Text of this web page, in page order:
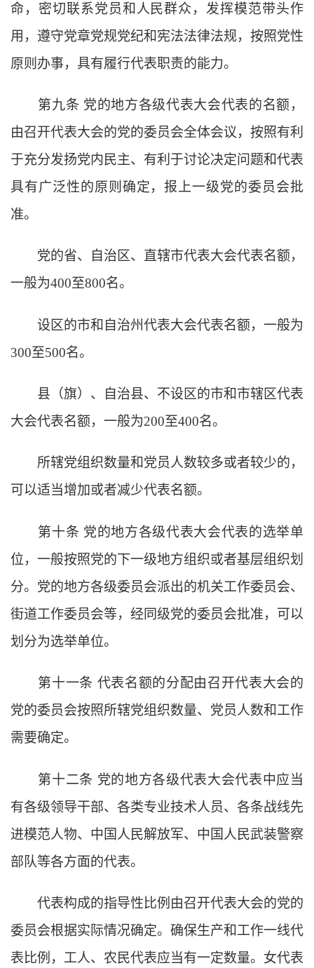
命，密切联系党员和人民群众，发挥模范带头作
用，遵守党章党规党纪和宪法法律法规，按照党性
原则办事，具有履行代表职责的能力。
第九条 党的地方各级代表大会代表的名额，
由召开代表大会的党的委员会全体会议，按照有利
于充分发扬党内民主、有利于讨论决定问题和代表
具有广泛性的原则确定，报上一级党的委员会批
准。
党的省、自治区、直辖市代表大会代表名额，
一般为400至800名。
设区的市和自治州代表大会代表名额，一般为
300至500名。
县（旗）、自治县、不设区的市和市辖区代表
大会代表名额，一般为200至400名。
所辖党组织数量和党员人数较多或者较少的，
可以适当增加或者减少代表名额。
第十条 党的地方各级代表大会代表的选举单
位，一般按照党的下一级地方组织或者基层组织划
分。党的地方各级委员会派出的机关工作委员会、
街道工作委员会等，经同级党的委员会批准，可以
划分为选举单位。
第十一条 代表名额的分配由召开代表大会的
党的委员会按照所辖党组织数量、党员人数和工作
需要确定。
第十二条 党的地方各级代表大会代表中应当
有各级领导干部、各类专业技术人员、各条战线先
进模范人物、中国人民解放军、中国人民武装警察
部队等各方面的代表。
代表构成的指导性比例由召开代表大会的党的
委员会根据实际情况确定。确保生产和工作一线代
表比例，工人、农民代表应当有一定数量。女代表